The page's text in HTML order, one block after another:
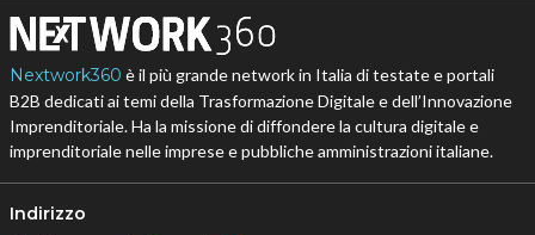
Nextwork360 è il più grande network in Italia di testate e portali
B2B dedicati ai temi della Trasformazione Digitale e dell’Innovazione
Imprenditoriale. Ha la missione di diffondere la cultura digitale e
imprenditoriale nelle imprese e pubbliche amministrazioni italiane.
Indirizzo